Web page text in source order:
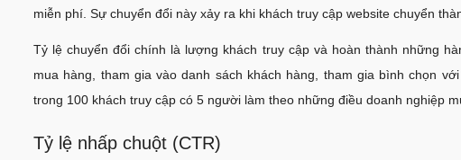
miễn phí. Sự chuyển đổi này xảy ra khi khách truy cập website chuyển
Tỷ lệ chuyển đổi chính là lượng khách truy cập và hoàn thành những
mua hàng, tham gia vào danh sách khách hàng, tham gia bình chọn
trong 100 khách truy cập có 5 người làm theo những điều doanh nghiệp
Tỷ lệ nhấp chuột (CTR)